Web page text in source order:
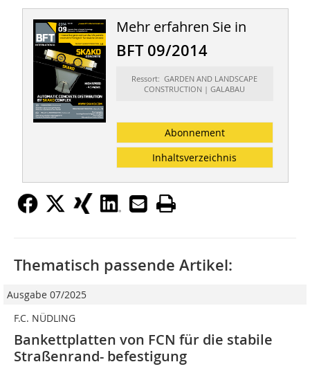
Mehr erfahren Sie in
BFT 09/2014
Ressort: GARDEN AND LANDSCAPE
CONSTRUCTION | GALABAU
Abonnement
Inhaltsverzeichnis
Thematisch passende Artikel:
Ausgabe 07/2025
F.C. NÜDLING
Bankettplatten von FCN für die stabile
Straßenrand- befestigung